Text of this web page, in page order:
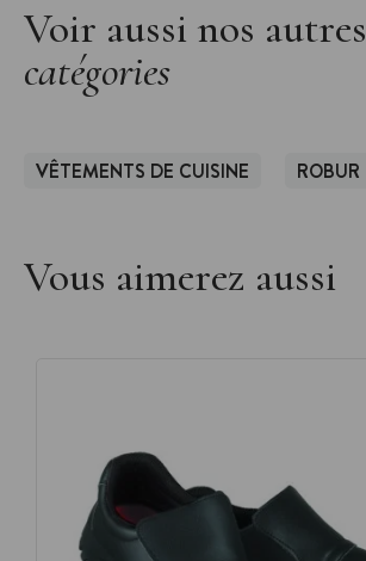
Voir aussi nos autres
catégories
VÊTEMENTS DE CUISINE ROBUR
Vous aimerez aussi